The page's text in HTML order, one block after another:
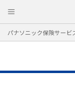
パナソニック保険サービ